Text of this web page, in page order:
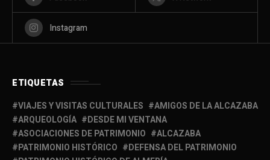
Instagram
ETIQUETAS
VIAJES Y VISITAS CULTURALES
AMIGOS DE LA ALCAZABA
ARQUEOLOGÍA
DESDE MI VENTANA
ASOCIACIONES DE PATRIMONIO
ALCAZABA
PATRIMONIO HISTÓRICO
DEFENSA DEL PATRIMONIO